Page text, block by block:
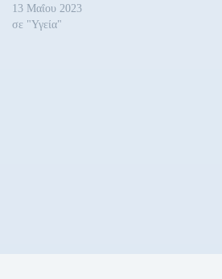
13 Μαΐου 2023
σε "Υγεία"